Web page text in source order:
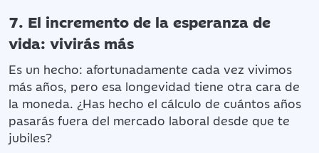
7. El incremento de la esperanza de
vida: vivirás más
Es un hecho: afortunadamente cada vez vivimos
más años, pero esa longevidad tiene otra cara de
la moneda. ¿Has hecho el cálculo de cuántos años
pasarás fuera del mercado laboral desde que te
jubiles?